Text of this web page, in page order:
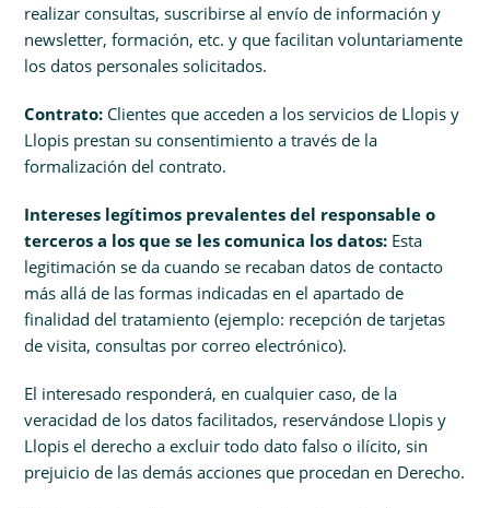
realizar consultas, suscribirse al envío de información y
newsletter, formación, etc. y que facilitan voluntariamente
los datos personales solicitados.
Contrato: Clientes que acceden a los servicios de Llopis y
Llopis prestan su consentimiento a través de la
formalización del contrato.
Intereses legítimos prevalentes del responsable o
terceros a los que se les comunica los datos: Esta
legitimación se da cuando se recaban datos de contacto
más allá de las formas indicadas en el apartado de
finalidad del tratamiento (ejemplo: recepción de tarjetas
de visita, consultas por correo electrónico).
El interesado responderá, en cualquier caso, de la
veracidad de los datos facilitados, reservándose Llopis y
Llopis el derecho a excluir todo dato falso o ilícito, sin
prejuicio de las demás acciones que procedan en Derecho.